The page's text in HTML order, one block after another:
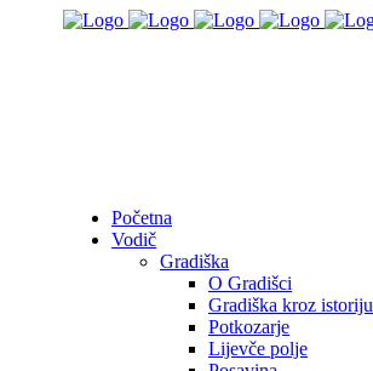
Početna
Vodič
Gradiška
O Gradišci
Gradiška kroz istoriju
Potkozarje
Lijevče polje